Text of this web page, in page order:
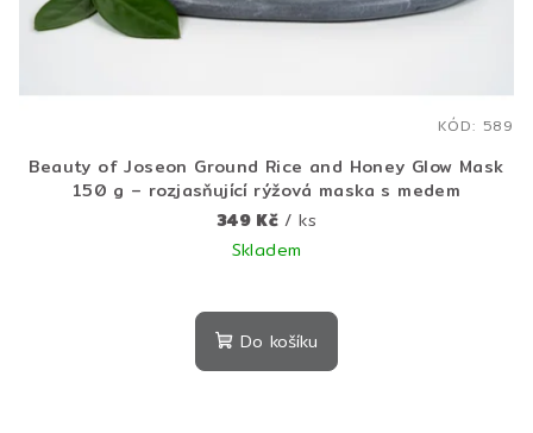
Beauty of Joseon Ground Rice and Honey Glow Mask
150 g – rozjasňující rýžová maska s medem
349 Kč / ks
Skladem
Do košíku
KÓD: 589